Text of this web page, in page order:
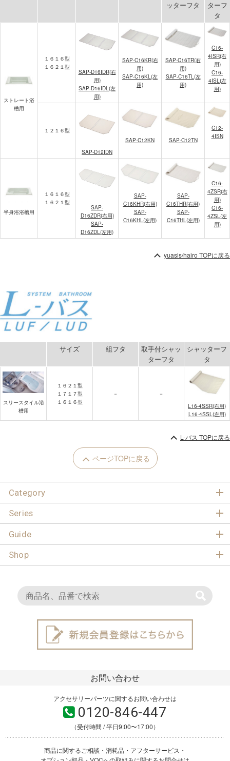
ッターフタ
ターフ
タ
ストレート浴
槽用
１６１６型
１６２１型
SAP-D16IDR(右
用)
SAP-D16IDL(左
用)
SAP-C16KR(右
用)
SAP-C16KL(左
用)
SAP-C16TR(右
用)
SAP-C16TL(左
用)
C16-
4ISR(右
用)
C16-
4ISL(左
用)
１２１６型
SAP-D12IDN
SAP-C12KN SAP-C12TN
C12-
4ISN
半身浴浴槽用
１６１６型
１６２１型
SAP-
D16ZDR(右用)
SAP-
D16ZDL(左用)
SAP-
C16KHR(右用)
SAP-
C16KHL(左用)
SAP-
C16THR(右用)
SAP-
C16THL(左用)
C16-
4ZSR(右
用)
C16-
4ZSL(左
用)
yuasis/hairo TOPに戻る
サイズ 組フタ
取手付シャッ
ターフタ
シャッターフ
タ
スリースタイル浴
槽用
１６２１型
１７１７型
１６１６型
－
－
L16-4SSR(右用)
L16-4SSL(左用)
L-バス TOPに戻る
ページTOPに戻る
Category
Series
Guide
Shop
お問い合わせ
アクセサリーパーツに関するお問い合わせは
0120-846-447
（受付時間 / 平日9:00〜17:00）
商品に関するご相談・消耗品・アフターサービス・